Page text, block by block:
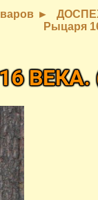
Рыцаря
ВЕКА.